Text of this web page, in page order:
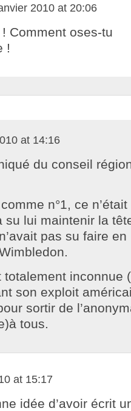
2010 at 20:06
Comment oses-tu
!
at 14:16
du conseil
n°1, ce
lui maintenir la
pas su faire
totalement inconnue
son exploit
sortir de
tous.
at 15:17
idée d’avoir écrit